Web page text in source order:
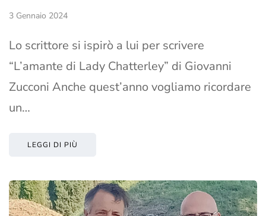
3 Gennaio 2024
Lo scrittore si ispirò a lui per scrivere
“L’amante di Lady Chatterley” di Giovanni
Zucconi Anche quest’anno vogliamo ricordare
un…
LEGGI DI PIÙ